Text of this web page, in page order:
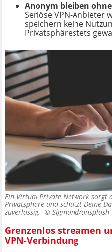
Anonym bleiben
Seriöse VPN-Anbieter
speichern keine
Privatsphärestets
Ein Virtual Private Network sorgt
Privatsphäre und schützt Deine
zuverlässig. © Sigmund/unsplash
Grenzenlos streamen
VPN-Verbindung